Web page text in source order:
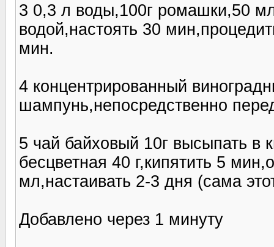
3 0,3 л воды,100г ромашки,50
водой,настоять 30
мин.
4 концентрированный
шампунь,непосредственно
5 чай байховый 10г высыпать в
бесцветная 40 г,кипятить 5
мл,настаивать 2-3 дня (сама
Добавлено через 1 минуту